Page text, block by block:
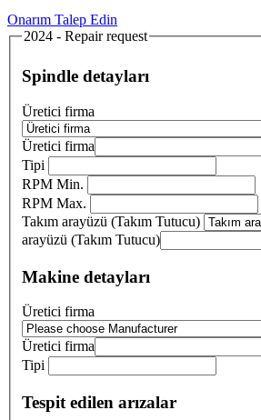
Onarım Talep Edin
2024 - Repair request
Spindle detayları
Üretici firma
Üretici firma
Tipi
RPM Min.
RPM Max.
Takım arayüzü (Takım Tutucu)
arayüzü (Takım Tutucu)
Makine detayları
Üretici firma
Üretici firma
Tipi
Tespit edilen arızalar